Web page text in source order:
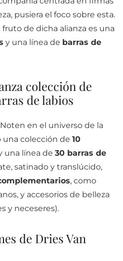
pusiera el foco sobre esta.
de dicha alianza es una
y una línea de barras de
colección de
de labios
en el universo de la
colección de 10
una línea de 30 barras de
satinado y translúcido,
, como
y accesorios de belleza
y neceseres).
de Dries Van